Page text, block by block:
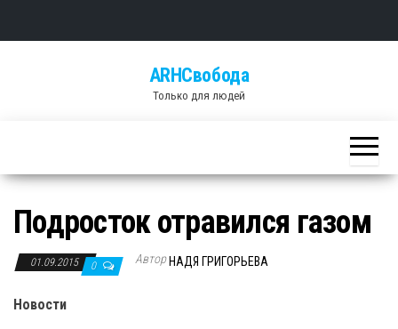
ARHСвобода
Только для людей
Подросток отравился газом
01.09.2015 0 Автор НАДЯ ГРИГОРЬЕВА
Новости